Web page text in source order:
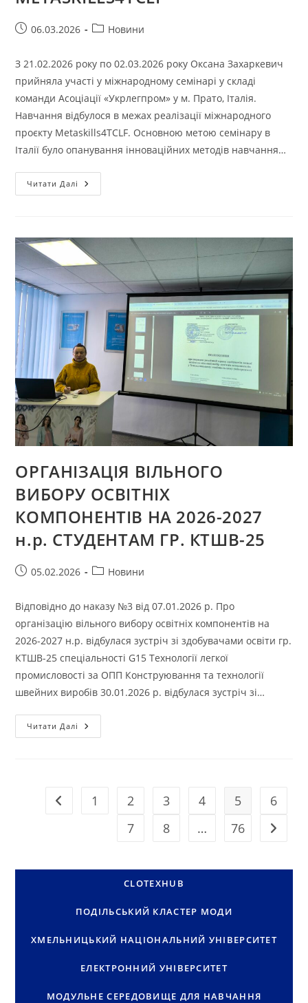
Запис06.03.2026
Категорія
Новини
З 21.02.2026 року по 02.03.2026 року Оксана Захаркевич
прийняла участі у міжнародному семінарі у складі
команди Асоціації «Укрлегпром» у м. Прато, Італія.
Навчання відбулося в межах реалізації міжнародного
проєкту Metaskills4TCLF. Основною метою семінару в
Італії було опанування інноваційних методів навчання…
Читати Далі РЕЗУЛЬТАТИ
УЧАСТІ
ПРОЄКТУ
METASKILLS4TCLF
ОРГАНІЗАЦІЯ ВІЛЬНОГО
ВИБОРУ ОСВІТНІХ
КОМПОНЕНТІВ НА 2026-2027
н.р. СТУДЕНТАМ ГР. КТШВ-25
Запис05.02.2026
Категорія
Новини
Відповідно до наказу №3 від 07.01.2026 р. Про
організацію вільного вибору освітніх компонентів на
2026-2027 н.р. відбулася зустріч зі здобувачами освіти гр.
КТШВ-25 спеціальності G15 Технології легкої
промисловості за ОПП Конструювання та технології
швейних виробів 30.01.2026 р. відбулася зустріч зі…
Читати Далі ОРГАНІЗАЦІЯ
ВІЛЬНОГО
Н.р.
Перейти до попередньої сторінки
1 2 3 4 5
6
7
8 … 76
CLOTEXHUB
ПОДІЛЬСЬКИЙ КЛАСТЕР МОДИ
ХМЕЛЬНИЦЬКИЙ НАЦІОНАЛЬНИЙ УНІВЕРСИТЕТ
ЕЛЕКТРОННИЙ УНІВЕРСИТЕТ
МОДУЛЬНЕ СЕРЕДОВИЩЕ ДЛЯ НАВЧАННЯ